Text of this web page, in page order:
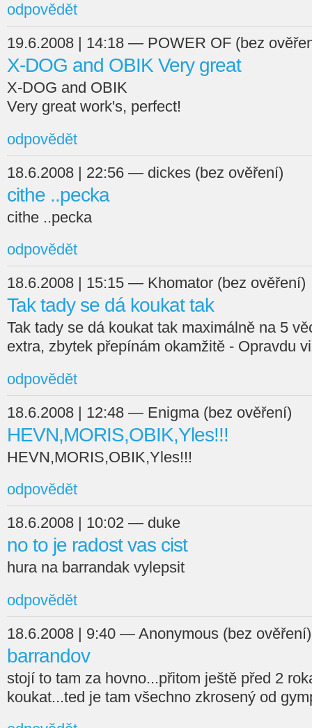
odpovědět
19.6.2008 | 14:18 — POWER OF (bez
X-DOG and OBIK Very great
X-DOG and OBIK
Very great work's, perfect!
odpovědět
18.6.2008 | 22:56 — dickes (bez ověření)
cithe ..pecka
cithe ..pecka
odpovědět
18.6.2008 | 15:15 — Khomator (bez ověření)
Tak tady se dá koukat tak
Tak tady se dá koukat tak maximálně na 5
extra, zbytek přepínám okamžitě - Opravdu
odpovědět
18.6.2008 | 12:48 — Enigma (bez ověření)
HEVN,MORIS,OBIK,Yles!!!
HEVN,MORIS,OBIK,Yles!!!
odpovědět
18.6.2008 | 10:02 — duke
no to je radost vas cist
hura na barrandak vylepsit
odpovědět
18.6.2008 | 9:40 — Anonymous (bez ověření)
barrandov
stojí to tam za hovno...přitom ještě před 2
koukat...ted je tam všechno zkrosený od